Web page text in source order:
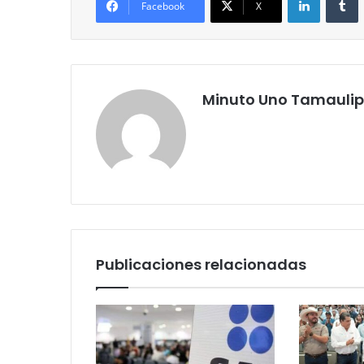
Facebook X
Minuto Uno
Publicaciones relacionadas